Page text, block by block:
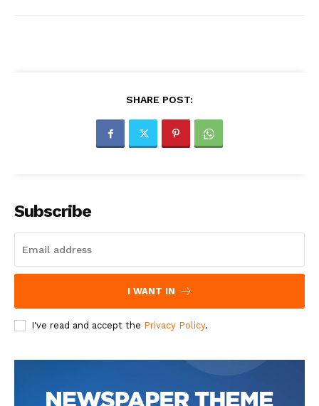
SHARE POST:
Subscribe
I WANT IN
I've read and accept the Privacy Policy.